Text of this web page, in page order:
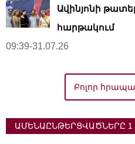
Ավինյոնի
հարթակում
09:39-31.07.26
Բոլոր
ԱՄԵՆԱԸՆԹԵՐՑՎԱԾՆԵՐԸ 1